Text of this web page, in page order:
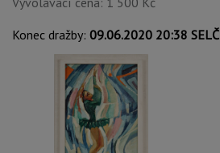
Konec dražby: 09.06.2020 20:38 SELČ